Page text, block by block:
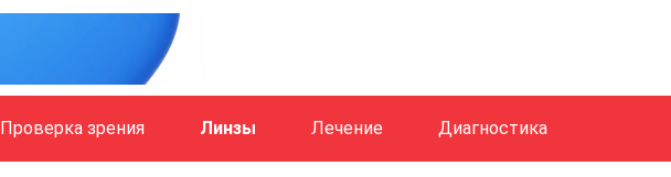
Проверка зрения Линзы Лечение Диагностика